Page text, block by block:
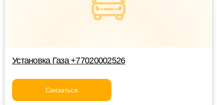
Установка Газа +77020002526
Связаться